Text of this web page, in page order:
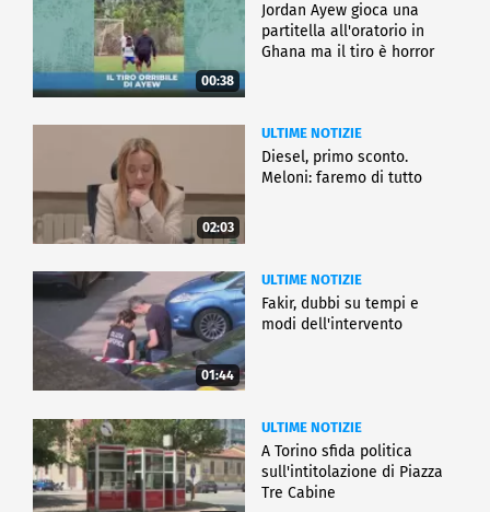
00:38
Jordan Ayew gioca una
partitella all'oratorio in
Ghana ma il tiro è horror
02:03
ULTIME NOTIZIE
Diesel, primo sconto.
Meloni: faremo di tutto
01:44
ULTIME NOTIZIE
Fakir, dubbi su tempi e
modi dell'intervento
ULTIME NOTIZIE
A Torino sfida politica
sull'intitolazione di Piazza
Tre Cabine